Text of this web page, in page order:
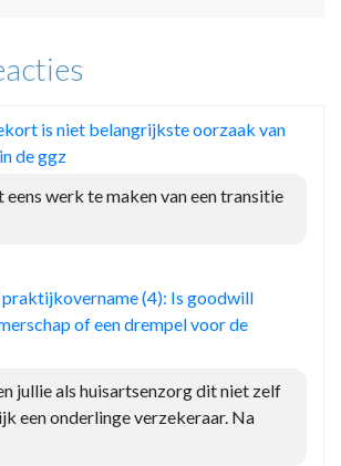
is niet belangrijkste oorzaak van
de ggz
eens werk te maken van een transitie
(4): Is goodwill
of een drempel voor de
jullie als huisartsenzorg dit niet zelf
een onderlinge verzekeraar. Na